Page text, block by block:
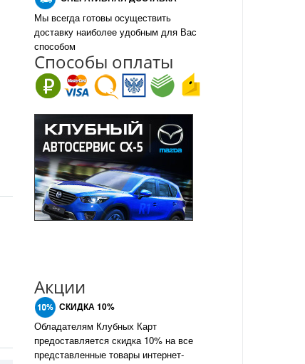
Мы всегда готовы осуществить
доставку наиболее удобным для Вас
способом
Способы оплаты
Акции
СКИДКА 10%
Обладателям Клубных Карт
предоставляется скидка 10% на все
представленные товары интернет-